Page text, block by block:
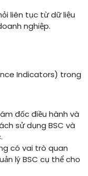
liên tục từ dữ liệu
nghiệp.
Indicators) trong
đốc điều hành và
sử dụng BSC và
có vai trò quan
lý BSC cụ thể cho